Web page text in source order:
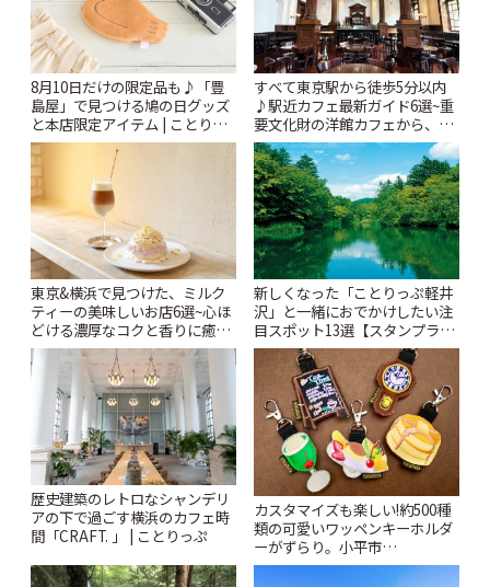
8月10日だけの限定品も♪「豊
島屋」で見つける鳩の日グッズ
と本店限定アイテム | ことりっ
ぷ
すべて東京駅から徒歩5分以内
♪駅近カフェ最新ガイド6選~重
要文化財の洋館カフェから、改
札すぐのレトロ喫茶まで~ | こと
りっぷ
東京&横浜で見つけた、ミルク
ティーの美味しいお店6選~心ほ
どける濃厚なコクと香りに癒や
されるティータイム~ | ことりっ
ぷ
新しくなった「ことりっぷ軽井
沢」と一緒におでかけしたい注
目スポット13選【スタンプラリ
ー開催中】 | ことりっぷ
歴史建築のレトロなシャンデリ
アの下で過ごす横浜のカフェ時
間「CRAFT. 」 | ことりっぷ
カスタマイズも楽しい!約500種
類の可愛いワッペンキーホルダ
ーがずらり。小平市
「Kimamaya T&K」 | ことりっ